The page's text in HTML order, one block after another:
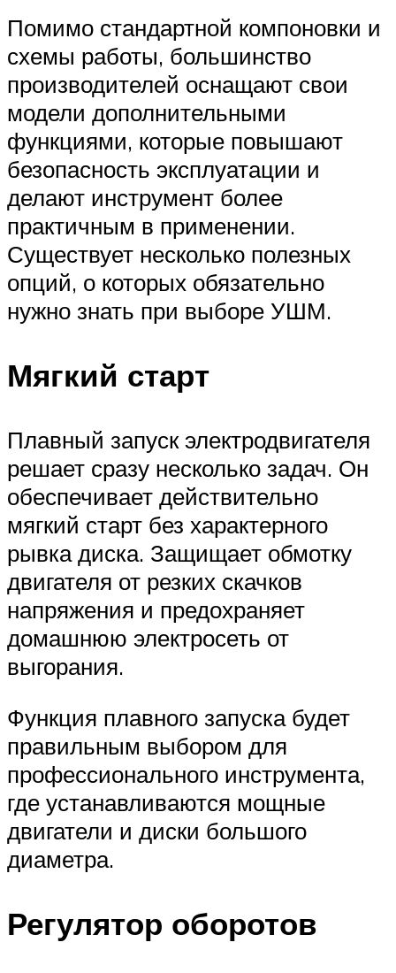
Помимо стандартной компоновки и
схемы работы, большинство
производителей оснащают свои
модели дополнительными
функциями, которые повышают
безопасность эксплуатации и
делают инструмент более
практичным в применении.
Существует несколько полезных
опций, о которых обязательно
нужно знать при выборе УШМ.
Мягкий старт
Плавный запуск электродвигателя
решает сразу несколько задач. Он
обеспечивает действительно
мягкий старт без характерного
рывка диска. Защищает обмотку
двигателя от резких скачков
напряжения и предохраняет
домашнюю электросеть от
выгорания.
Функция плавного запуска будет
правильным выбором для
профессионального инструмента,
где устанавливаются мощные
двигатели и диски большого
диаметра.
Регулятор оборотов